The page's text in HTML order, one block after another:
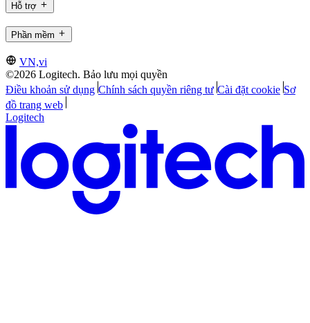
Hỗ trợ
Phần mềm
VN,vi
©2026 Logitech. Bảo lưu mọi quyền
Điều khoản sử dụng Chính sách quyền riêng tư Cài đặt cookie Sơ
đồ trang web
Logitech